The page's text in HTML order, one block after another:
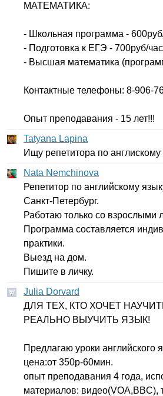
МАТЕМАТИКА:
- Школьная программа -
- Подготовка к ЕГЭ - 700руб/
- Высшая математика
Контактные телефоны: 8-906-
Опыт преподавания - 15 лет!!!
Tatyana Lapina
Ищу репетитора по
Nata Nemchinova
Репетитор по английскому
Санкт-Петербург.
Работаю только со взрослыми
Программа составляется
практики.
Выезд на дом.
Пишите в личку.
Julia Dorvard
ДЛЯ ТЕХ, КТО ХОЧЕТ
РЕАЛЬНО ВЫУЧИТЬ ЯЗЫК!
Предлагаю уроки английского
цена:от 350р-60мин.
опыт преподавания 4 года,
материалов: видео(VOA,BBC),